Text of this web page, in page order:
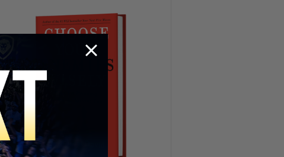
Por qué los jóvenes están